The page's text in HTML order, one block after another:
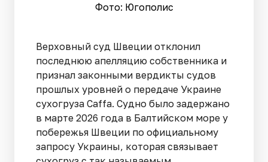
Фото: Югополис
Верховный суд Швеции отклонил
последнюю апелляцию собственника и
признал законными вердикты судов
прошлых уровней о передаче Украине
сухогруза Caffа. Судно было задержано
в марте 2026 года в Балтийском море у
побережья Швеции по официальному
запросу Украины, которая связывает